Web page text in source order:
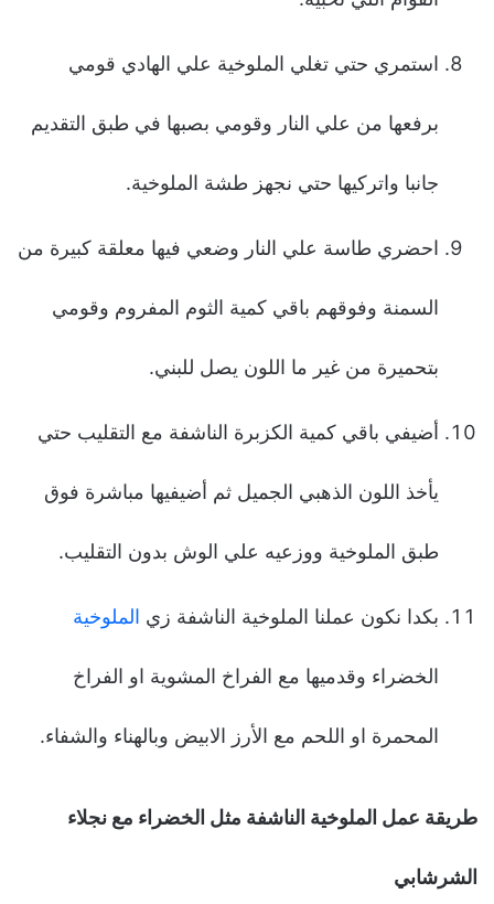
استمري حتي تغلي الملوخية علي الهادي قومي
برفعها من علي النار وقومي بصبها في طبق التقديم
جانبا واتركيها حتي نجهز طشة الملوخية.
احضري طاسة علي النار وضعي فيها معلقة كبيرة من
السمنة وفوقهم باقي كمية الثوم المفروم وقومي
بتحميرة من غير ما اللون يصل للبني.
أضيفي باقي كمية الكزبرة الناشفة مع التقليب حتي
يأخذ اللون الذهبي الجميل ثم أضيفيها مباشرة فوق
طبق الملوخية ووزعيه علي الوش بدون التقليب.
بكدا نكون عملنا الملوخية الناشفة زي الملوخية
الخضراء وقدميها مع الفراخ المشوية او الفراخ
المحمرة او اللحم مع الأرز الابيض وبالهناء والشفاء.
طريقة عمل الملوخية الناشفة مثل الخضراء مع نجلاء
الشرشابي